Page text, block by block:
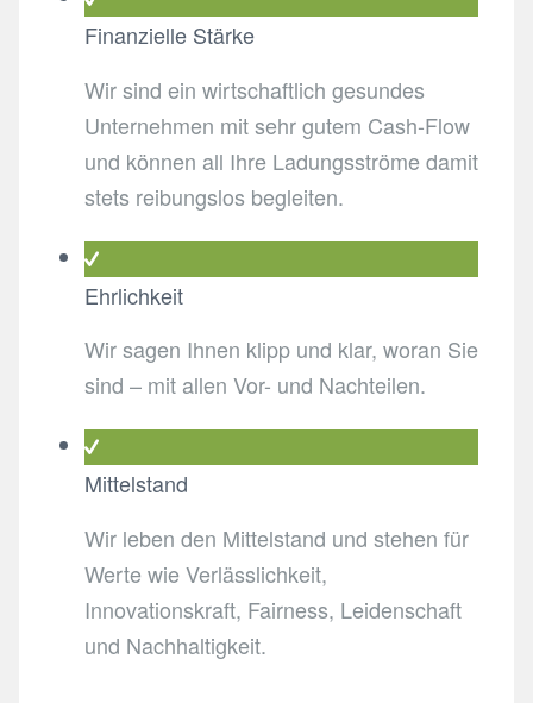
Finanzielle Stärke
Wir sind ein wirtschaftlich gesundes
Unternehmen mit sehr gutem Cash-Flow
und können all Ihre Ladungsströme damit
stets reibungslos begleiten.
Ehrlichkeit
Wir sagen Ihnen klipp und klar, woran Sie
sind – mit allen Vor- und Nachteilen.
Mittelstand
Wir leben den Mittelstand und stehen für
Werte wie Verlässlichkeit,
Innovationskraft, Fairness, Leidenschaft
und Nachhaltigkeit.